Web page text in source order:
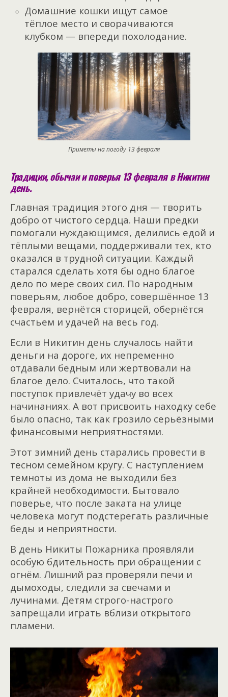
Домашние кошки ищут самое
тёплое место и сворачиваются
клубком — впереди похолодание.
Приметы на погоду 13 февраля
Традиции, обычаи и поверья 13 февраля в Никитин
день.
Главная традиция этого дня — творить
добро от чистого сердца. Наши предки
помогали нуждающимся, делились едой и
тёплыми вещами, поддерживали тех, кто
оказался в трудной ситуации. Каждый
старался сделать хотя бы одно благое
дело по мере своих сил. По народным
поверьям, любое добро, совершённое 13
февраля, вернётся сторицей, обернётся
счастьем и удачей на весь год.
Если в Никитин день случалось найти
деньги на дороге, их непременно
отдавали бедным или жертвовали на
благое дело. Считалось, что такой
поступок привлечёт удачу во всех
начинаниях. А вот присвоить находку себе
было опасно, так как грозило серьёзными
финансовыми неприятностями.
Этот зимний день старались провести в
тесном семейном кругу. С наступлением
темноты из дома не выходили без
крайней необходимости. Бытовало
поверье, что после заката на улице
человека могут подстерегать различные
беды и неприятности.
В день Никиты Пожарника проявляли
особую бдительность при обращении с
огнём. Лишний раз проверяли печи и
дымоходы, следили за свечами и
лучинами. Детям строго-настрого
запрещали играть вблизи открытого
пламени.